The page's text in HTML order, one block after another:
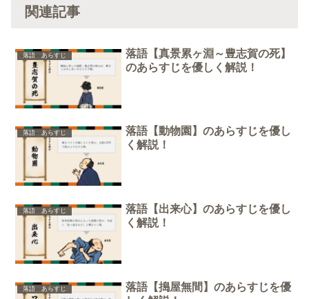
関連記事
落語 あらすじ
落語【真景累ヶ淵～豊志賀の死】
のあらすじを優しく解説！
落語 あらすじ
落語【動物園】のあらすじを優し
く解説！
落語 あらすじ
落語【出来心】のあらすじを優し
く解説！
落語 あらすじ
落語【搗屋無間】のあらすじを優